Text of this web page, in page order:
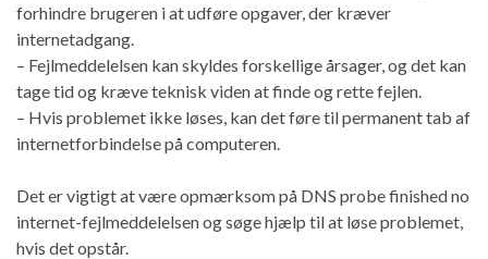
forhindre brugeren i at udføre opgaver, der kræver
internetadgang.
– Fejlmeddelelsen kan skyldes forskellige årsager, og det kan
tage tid og kræve teknisk viden at finde og rette fejlen.
– Hvis problemet ikke løses, kan det føre til permanent tab af
internetforbindelse på computeren.
Det er vigtigt at være opmærksom på DNS probe finished no
internet-fejlmeddelelsen og søge hjælp til at løse problemet,
hvis det opstår.